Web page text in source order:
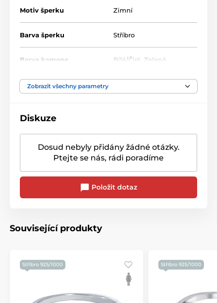
Motiv šperku Zimní
Barva šperku Stříbro
Barva kamene Bílá/Čirá Zelená
Zobrazit všechny parametry
Diskuze
Dosud nebyly přidány žádné otázky.
Ptejte se nás, rádi poradíme
Položit dotaz
Související produkty
Stříbro 925/1000 Stříbro 925/1000